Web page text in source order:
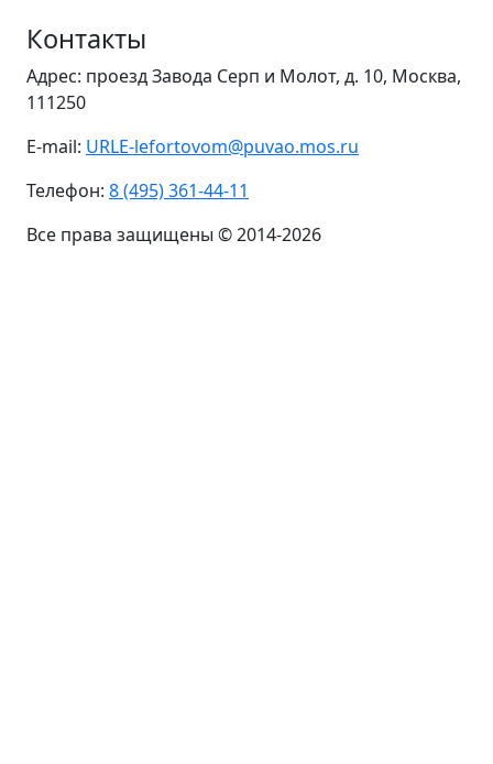
Контакты
Адрес: проезд Завода Серп и Молот, д. 10, Москва,
111250
E-mail: URLE-lefortovom@puvao.mos.ru
Телефон: 8 (495) 361-44-11
Все права защищены © 2014-2026